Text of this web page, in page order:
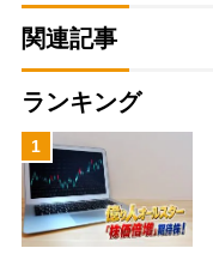
関連記事
ランキング
1